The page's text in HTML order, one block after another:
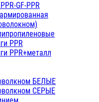
GF-PPR
PPR
PPR+металл
БЕЛЫЕ
СЕРЫЕ